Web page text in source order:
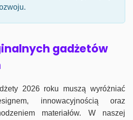
gadżetów
2026 roku muszą wyróżniać
innowacyjnością oraz
materiałów. W naszej